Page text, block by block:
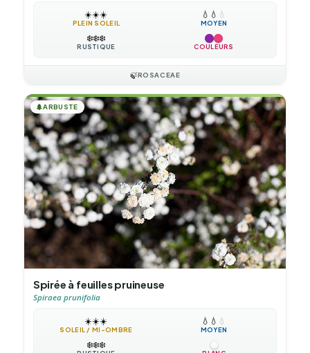
☀️☀️☀️
PLEIN SOLEIL
💧 💧 💧
MOYEN
❄️❄️❄️
RUSTIQUE COULEURS
🍃ROSACEAE
🌲ARBUSTE
Spirée à feuilles pruineuse
Spiraea prunifolia
☀️☀️☀️
SOLEIL / MI-OMBRE
💧 💧 💧
MOYEN
❄️❄️❄️